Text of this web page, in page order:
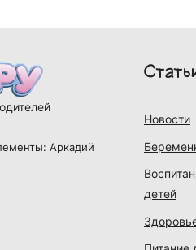
Аркадий
Новости
детей